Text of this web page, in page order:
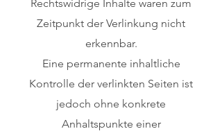
Rechtswidrige Inhalte waren zum
Zeitpunkt der Verlinkung nicht
erkennbar.
Eine permanente inhaltliche
Kontrolle der verlinkten Seiten ist
jedoch ohne konkrete
Anhaltspunkte einer